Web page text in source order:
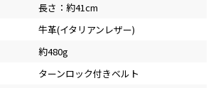
長さ：約41cm
牛革(イタリアンレザー)
約480g
ターンロック付きベルト